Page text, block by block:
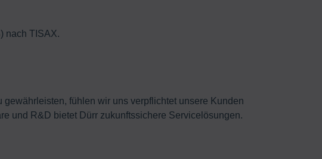
nach TISAX.
fühlen wir uns verpflichtet unsere Kunden
und R&D bietet Dürr zukunftssichere Servicelösungen.